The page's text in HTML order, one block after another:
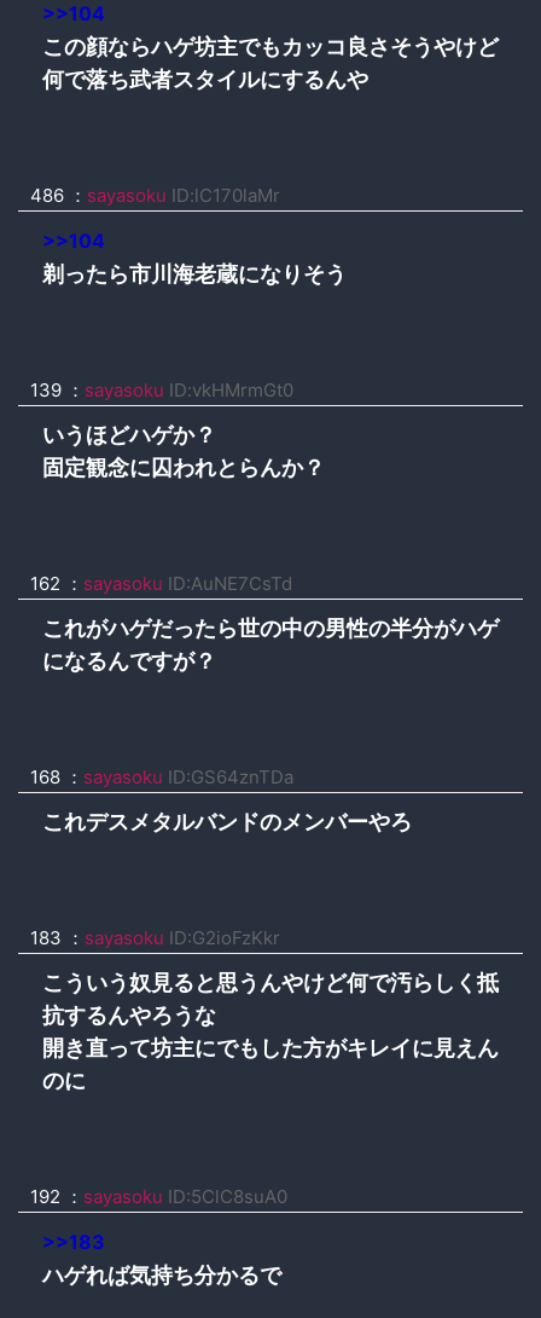
>>104
この顔ならハゲ坊主でもカッコ良さそうやけど
何で落ち武者スタイルにするんや
486 ： sayasoku ID:lC170laMr
>>104
剃ったら市川海老蔵になりそう
139 ： sayasoku ID:vkHMrmGt0
いうほどハゲか？
固定観念に囚われとらんか？
162 ： sayasoku ID:AuNE7CsTd
これがハゲだったら世の中の男性の半分がハゲ
になるんですが？
168 ： sayasoku ID:GS64znTDa
これデスメタルバンドのメンバーやろ
183 ： sayasoku ID:G2ioFzKkr
こういう奴見ると思うんやけど何で汚らしく抵
抗するんやろうな
開き直って坊主にでもした方がキレイに見えん
のに
192 ： sayasoku ID:5ClC8suA0
>>183
ハゲれば気持ち分かるで